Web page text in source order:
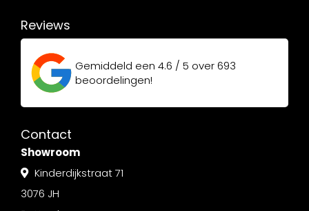
Reviews
Gemiddeld een 4.6 / 5 over693
beoordelingen!
Contact
Showroom
Kinderdijkstraat 71
3076 JH